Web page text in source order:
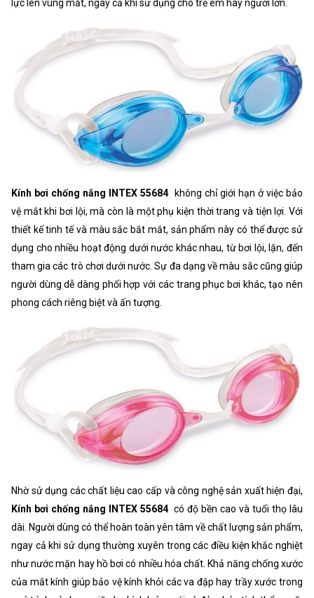
lực lên vùng mắt, ngay cả khi sử dụng cho trẻ em hay người lớn.
Kính bơi chống nắng INTEX 55684
không chỉ giới hạn ở việc bảo
vệ mắt khi bơi lội, mà còn là một phụ kiện thời trang và tiện lợi. Với
thiết kế tinh tế và màu sắc bắt mắt, sản phẩm này có thể được sử
dụng cho nhiều hoạt động dưới nước khác nhau, từ bơi lội, lặn, đến
tham gia các trò chơi dưới nước. Sự đa dạng về màu sắc cũng giúp
người dùng dễ dàng phối hợp với các trang phục bơi khác, tạo nên
phong cách riêng biệt và ấn tượng.
Nhờ sử dụng các chất liệu cao cấp và công nghệ sản xuất hiện đại,
Kính bơi chống nắng INTEX 55684 có độ bền cao và tuổi thọ lâu
dài. Người dùng có thể hoàn toàn yên tâm về chất lượng sản phẩm,
ngay cả khi sử dụng thường xuyên trong các điều kiện khắc nghiệt
như nước mặn hay hồ bơi có nhiều hóa chất. Khả năng chống xước
của mắt kính giúp bảo vệ kính khỏi các va đập hay trầy xước trong